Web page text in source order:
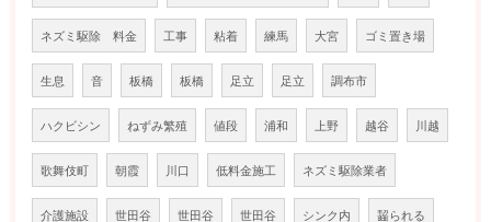
ネズミ駆除 料金 工事 粘着 練馬 大宮 ゴミ置き場
生息 音 板橋 板橋 足立 足立 調布市
ハクビシン ねずみ繁殖 値段 浦和 上野 越谷 川越
歌舞伎町 朝霞 川口 低料金施工 ネズミ駆除業者
介護施設 世田谷 世田谷 世田谷 シンク内 齧られる